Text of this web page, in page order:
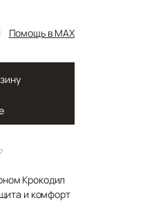
Помощь в MAX
Крокодил
и комфорт